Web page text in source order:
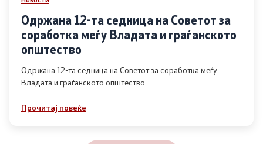
Одржана 12-та седница на Советот за
соработка меѓу Владата и граѓанското
општество
Одржана 12-та седница на Советот за соработка меѓу
Владата и граѓанското општество
Прочитај повеќе